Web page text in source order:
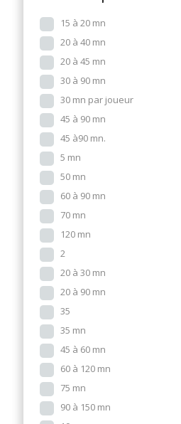
15 à 20 mn
20 à 40 mn
20 à 45 mn
30 à 90 mn
30 mn par joueur
45 à 90 mn
45 à90 mn.
5 mn
50 mn
60 à 90 mn
70 mn
120 mn
2
20 à 30 mn
20 à 90 mn
35
35 mn
45 à 60 mn
60 à 120 mn
75 mn
90 à 150 mn